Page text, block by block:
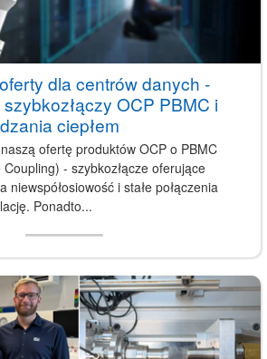
dla centrów danych -
OCP PBMC i
ciepłem
ofertę produktów OCP o PBMC
- szybkozłącze oferujące
niewspółosiowość i stałe połączenia
Ponadto...